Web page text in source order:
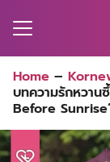
for:
Home –
บทความรักหวาน
Before